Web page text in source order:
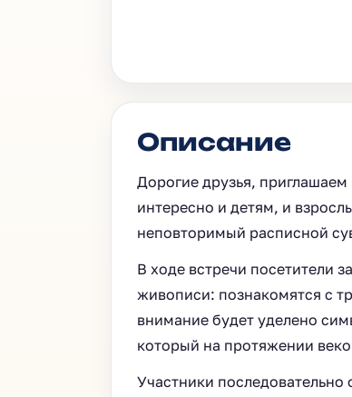
Описание
Дорогие друзья,
интересно и детям, и
неповторимый расписной
В ходе встречи посетители
живописи: познакомятся с
внимание будет уделено
который на протяжении
Участники последовательно